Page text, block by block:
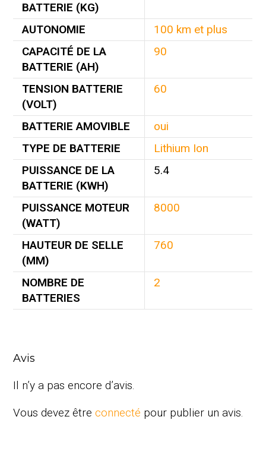
BATTERIE (KG)
AUTONOMIE
100 km et plus
CAPACITÉ DE LA
BATTERIE (AH)
90
TENSION BATTERIE
(VOLT)
60
BATTERIE AMOVIBLE
oui
TYPE DE BATTERIE
Lithium Ion
PUISSANCE DE LA
BATTERIE (KWH)
5.4
PUISSANCE MOTEUR
(WATT)
8000
HAUTEUR DE SELLE
(MM)
760
NOMBRE DE
BATTERIES
2
Avis
Il n’y a pas encore d’avis.
Vous devez êtreconnecté pour publier un avis.